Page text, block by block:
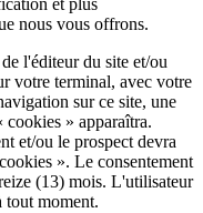
et plus
nous vous offrons.
l'éditeur du site et/ou
votre terminal, avec votre
sur ce site, une
cookies » apparaîtra.
et/ou le prospect devra
». Le consentement
(13) mois. L'utilisateur
tout moment.